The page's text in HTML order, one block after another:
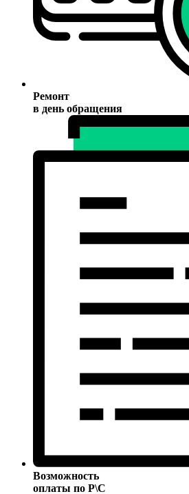
Ремонт
в день обращения
Возможность
оплаты по Р\С